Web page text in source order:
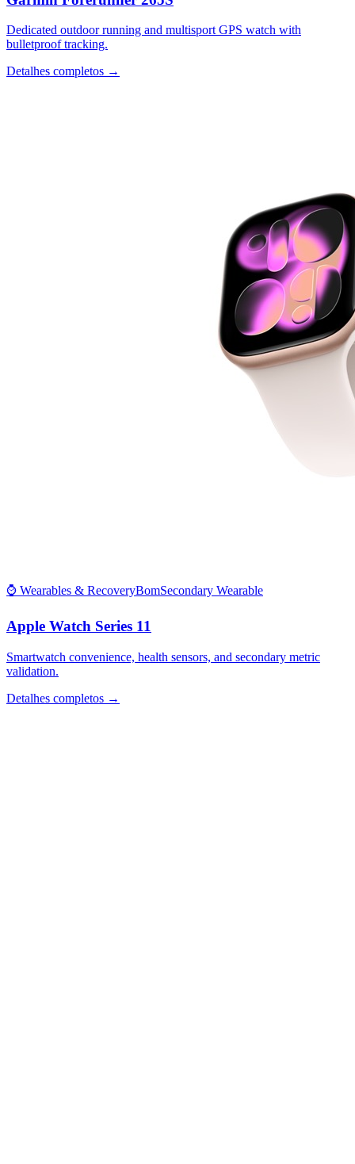
Dedicated outdoor running and multisport GPS watch with
bulletproof tracking.
Detalhes completos →
⌚ Wearables & RecoveryBomSecondary Wearable
Apple Watch Series 11
Smartwatch convenience, health sensors, and secondary metric
validation.
Detalhes completos →